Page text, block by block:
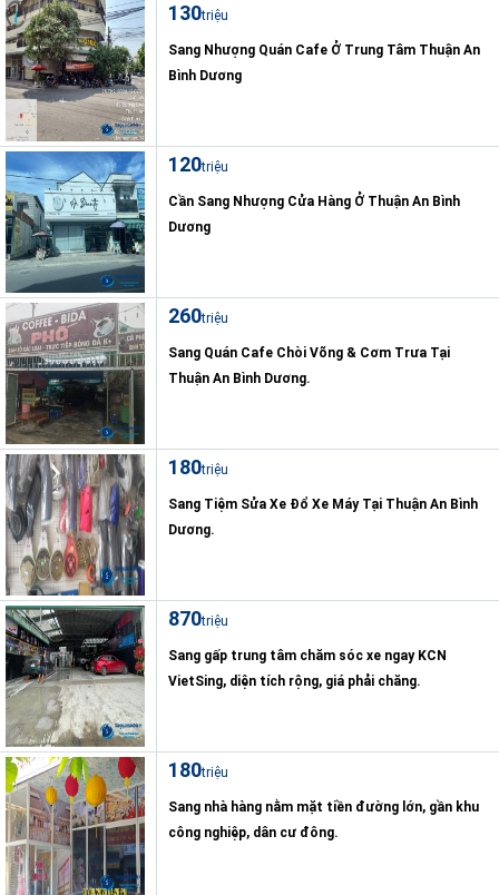
130triệu
Sang Nhượng Quán Cafe Ở Trung Tâm Thuận An
Bình Dương
120triệu
Cần Sang Nhượng Cửa Hàng Ở Thuận An Bình
Dương
260triệu
Sang Quán Cafe Chòi Võng & Cơm Trưa Tại
Thuận An Bình Dương.
180triệu
Sang Tiệm Sửa Xe Đổ Xe Máy Tại Thuận An Bình
Dương.
870triệu
Sang gấp trung tâm chăm sóc xe ngay KCN
VietSing, diện tích rộng, giá phải chăng.
180triệu
Sang nhà hàng nằm mặt tiền đường lớn, gần khu
công nghiệp, dân cư đông.